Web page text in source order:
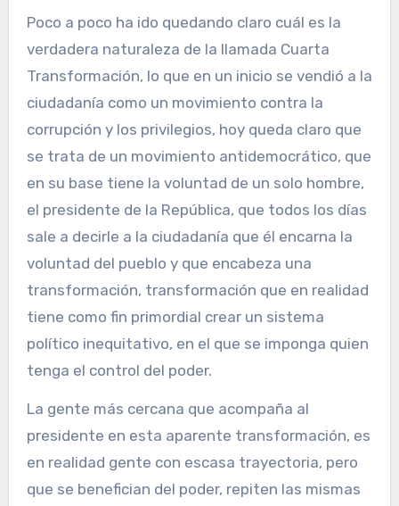
Poco a poco ha ido quedando claro cuál es la
verdadera naturaleza de la llamada Cuarta
Transformación, lo que en un inicio se vendió a la
ciudadanía como un movimiento contra la
corrupción y los privilegios, hoy queda claro que
se trata de un movimiento antidemocrático, que
en su base tiene la voluntad de un solo hombre,
el presidente de la República, que todos los días
sale a decirle a la ciudadanía que él encarna la
voluntad del pueblo y que encabeza una
transformación, transformación que en realidad
tiene como fin primordial crear un sistema
político inequitativo, en el que se imponga quien
tenga el control del poder.
La gente más cercana que acompaña al
presidente en esta aparente transformación, es
en realidad gente con escasa trayectoria, pero
que se benefician del poder, repiten las mismas